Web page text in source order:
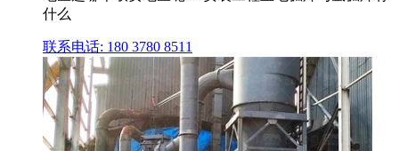
什么
联系电话: 180 3780 8511